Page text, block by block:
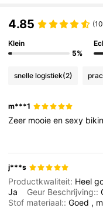
4.85
Klein
5%
snelle logistiek(2)
m***1
Zeer mooieensexy
j***s
Productkwaliteit: Heel
Ja
Geur Beschrijving::
Stof materiaal::Goed ,